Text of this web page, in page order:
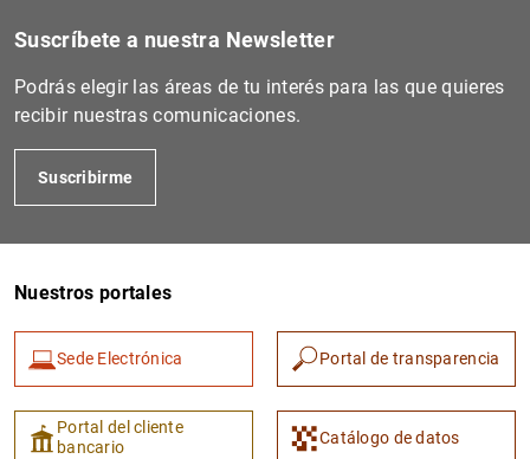
1 2
Suscríbete a nuestra Newsletter
Podrás elegir las áreas de tu interés para las que quieres
recibir nuestras comunicaciones.
Suscribirme
Nuestros portales
Sede Electrónica Portal de transparencia
Portal del cliente
bancario
Catálogo de datos